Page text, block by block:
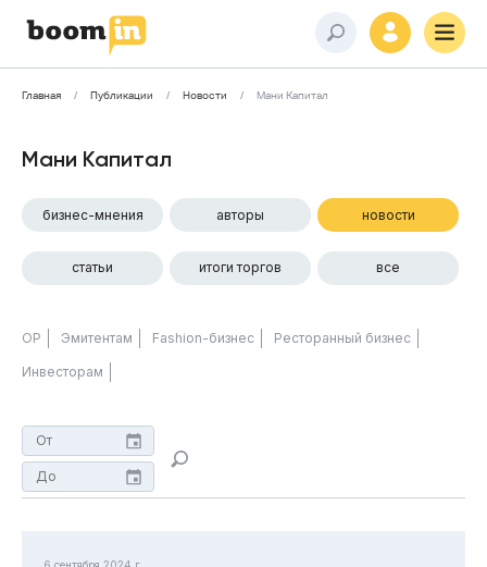
Главная Публикации Новости Мани Капитал
Мани Капитал
бизнес-мнения авторы новости
статьи итоги торгов все
ОР Эмитентам Fashion-бизнес Ресторанный бизнес
Инвесторам